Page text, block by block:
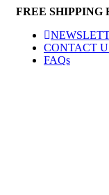
FREE SHIPPING
CONTACT
FAQs